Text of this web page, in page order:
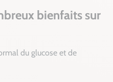
bienfaits sur
du glucose et de